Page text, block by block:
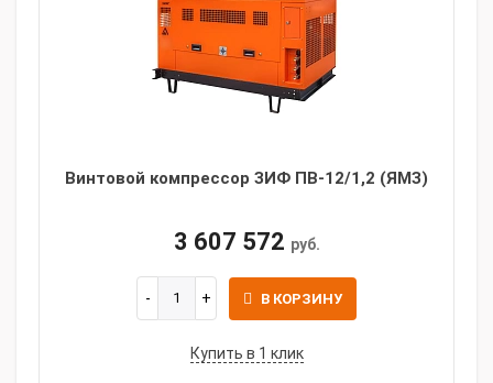
Винтовой компрессор ЗИФ ПВ-12/1,2 (ЯМЗ)
3 607 572 руб.
В КОРЗИНУ
Купить в 1 клик